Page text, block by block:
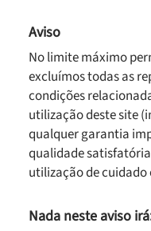
Aviso
No limite máximo
excluímos todas as
condições
utilização deste site
qualquer garantia
qualidade
utilização de
Nada neste aviso